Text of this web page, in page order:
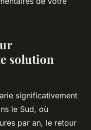
solution
significativement
le Sud, où
par an, le retour